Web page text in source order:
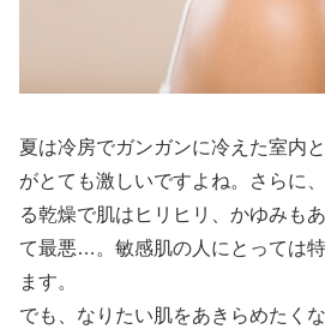
夏は冷房でガンガンに冷えた室内
がとても激しいですよね。さらに
る乾燥で肌はヒリヒリ、かゆみも
て最悪…。敏感肌の人にとっては
ます。
でも、なりたい肌をあきらめたくな